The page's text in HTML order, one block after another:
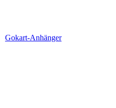
Gokart-Anhänger